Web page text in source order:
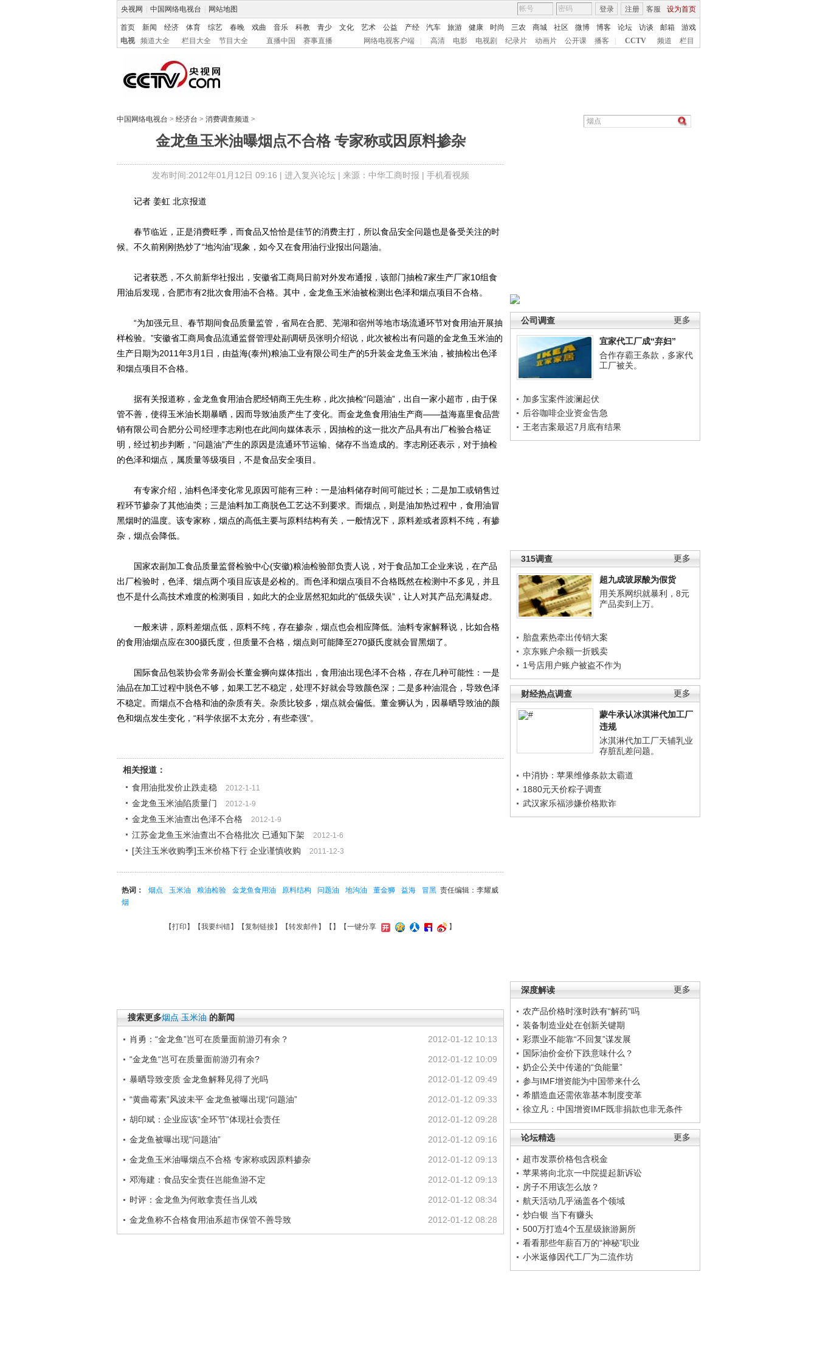
央视网 中国网络电视台 网站地图 客服 设为首页
登录 注册
首页 新闻 经济 体育 综艺 春晚 戏曲 音乐 科教 青少 文化 艺术 公益 产经 汽车 旅游 健康 时尚 三农 商城 社区 微博 博客 论坛 访谈 邮箱
游戏
电视
频道大全 栏目大全 节目大全 直播中国 赛事直播 网络电视客户端 高清 电影 电视剧 纪录片 动画片 公开课 播客 CCTV 频道 栏目
中国网络电视台 > 经济台 > 消费调查频道 >
金龙鱼玉米油曝烟点不合格 专家称或因原料掺杂
发布时间:2012年01月12日 09:16 | 进入复兴论坛| 来源：中华工商时报 | 手机看视频
更多
公司调查
宜家代工厂成“弃妇”
合作存霸王条款，多家代
工厂被关。
加多宝案件波澜起伏
后谷咖啡企业资金告急
王老吉案最迟7月底有结果
更多
315调查
超九成玻尿酸为假货
用关系网织就暴利，8元
产品卖到上万。
胎盘素热牵出传销大案
京东账户余额一折贱卖
1号店用户账户被盗不作为
更多
财经热点调查
蒙牛承认冰淇淋代加工厂
违规
冰淇淋代加工厂天辅乳业
存脏乱差问题。
中消协：苹果维修条款太霸道
1880元天价粽子调查
武汉家乐福涉嫌价格欺诈
更多
深度解读
农产品价格时涨时跌有“解药”吗
装备制造业处在创新关键期
彩票业不能靠“不回复”谋发展
国际油价金价下跌意味什么？
奶企公关中传递的“负能量”
参与IMF增资能为中国带来什么
希腊造血还需依靠基本制度变革
徐立凡：中国增资IMF既非捐款也非无条件
更多
论坛精选
超市发票价格包含税金
苹果将向北京一中院提起新诉讼
房子不用该怎么放？
航天活动几乎涵盖各个领域
炒白银 当下有赚头
500万打造4个五星级旅游厕所
看看那些年薪百万的“神秘”职业
小米返修因代工厂为二流作坊
记者 姜虹 北京报道
春节临近，正是消费旺季，而食品又恰恰是佳节的消费主打，所以食品安全问题也是备受关注的时
候。不久前刚刚热炒了“地沟油”现象，如今又在食用油行业报出问题油。
记者获悉，不久前新华社报出，安徽省工商局日前对外发布通报，该部门抽检7家生产厂家10组食
用油后发现，合肥市有2批次食用油不合格。其中，金龙鱼玉米油被检测出色泽和烟点项目不合格。
“为加强元旦、春节期间食品质量监管，省局在合肥、芜湖和宿州等地市场流通环节对食用油开展抽
样检验。”安徽省工商局食品流通监督管理处副调研员张明介绍说，此次被检出有问题的金龙鱼玉米油的
生产日期为2011年3月1日，由益海(泰州)粮油工业有限公司生产的5升装金龙鱼玉米油，被抽检出色泽
和烟点项目不合格。
据有关报道称，金龙鱼食用油合肥经销商王先生称，此次抽检“问题油”，出自一家小超市，由于保
管不善，使得玉米油长期暴晒，因而导致油质产生了变化。而金龙鱼食用油生产商——益海嘉里食品营
销有限公司合肥分公司经理李志刚也在此间向媒体表示，因抽检的这一批次产品具有出厂检验合格证
明，经过初步判断，“问题油”产生的原因是流通环节运输、储存不当造成的。李志刚还表示，对于抽检
的色泽和烟点，属质量等级项目，不是食品安全项目。
有专家介绍，油料色泽变化常见原因可能有三种：一是油料储存时间可能过长；二是加工或销售过
程环节掺杂了其他油类；三是油料加工商脱色工艺达不到要求。而烟点，则是油加热过程中，食用油冒
黑烟时的温度。该专家称，烟点的高低主要与原料结构有关，一般情况下，原料差或者原料不纯，有掺
杂，烟点会降低。
国家农副加工食品质量监督检验中心(安徽)粮油检验部负责人说，对于食品加工企业来说，在产品
出厂检验时，色泽、烟点两个项目应该是必检的。而色泽和烟点项目不合格既然在检测中不多见，并且
也不是什么高技术难度的检测项目，如此大的企业居然犯如此的“低级失误”，让人对其产品充满疑虑。
一般来讲，原料差烟点低，原料不纯，存在掺杂，烟点也会相应降低。油料专家解释说，比如合格
的食用油烟点应在300摄氏度，但质量不合格，烟点则可能降至270摄氏度就会冒黑烟了。
国际食品包装协会常务副会长董金狮向媒体指出，食用油出现色泽不合格，存在几种可能性：一是
油品在加工过程中脱色不够，如果工艺不稳定，处理不好就会导致颜色深；二是多种油混合，导致色泽
不稳定。而烟点不合格和油的杂质有关。杂质比较多，烟点就会偏低。董金狮认为，因暴晒导致油的颜
色和烟点发生变化，“科学依据不太充分，有些牵强”。
相关报道：
食用油批发价止跌走稳
2012-1-11
金龙鱼玉米油陷质量门 2012-1-9
金龙鱼玉米油查出色泽不合格 2012-1-9
江苏金龙鱼玉米油查出不合格批次 已通知下架 2012-1-6
[关注玉米收购季]玉米价格下行 企业谨慎收购 2011-12-3
责任编辑：李耀威
热词： 烟点 玉米油 粮油检验 金龙鱼食用油 原料结构 问题油 地沟油 董金狮 益海
冒黑
烟
【打印 】【我要纠错】【复制链接】【转发邮件】【 】 【一键分享 】
搜索更多烟点 玉米油 的新闻
2012-01-12 10:13
肖勇：“金龙鱼”岂可在质量面前游刃有余？
2012-01-12 10:09
“金龙鱼“岂可在质量面前游刃有余?
2012-01-12 09:49
暴晒导致变质 金龙鱼解释见得了光吗
2012-01-12 09:33
“黄曲霉素”风波未平 金龙鱼被曝出现“问题油”
2012-01-12 09:28
胡印斌：企业应该“全环节”体现社会责任
2012-01-12 09:16
金龙鱼被曝出现“问题油”
2012-01-12 09:13
金龙鱼玉米油曝烟点不合格 专家称或因原料掺杂
2012-01-12 09:13
邓海建：食品安全责任岂能鱼游不定
2012-01-12 08:34
时评：金龙鱼为何敢拿责任当儿戏
2012-01-12 08:28
金龙鱼称不合格食用油系超市保管不善导致